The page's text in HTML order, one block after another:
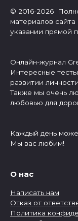
© 2016-2026
материалов
указании прямой
Онлайн-журнал
Интересные
развитии
Также мы очень
любовью для
Каждый день
Мы вас любим!
О нас
Написать нам
Отказ от
Политика